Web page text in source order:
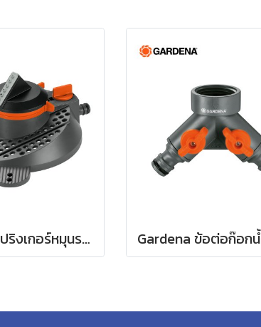
Gardena สปริงเกอร์หมุนรอบแบบปรับได้ Tango (02065-20)